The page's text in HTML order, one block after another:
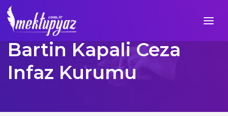
Bartin Kapali Ceza
Infaz Kurumu